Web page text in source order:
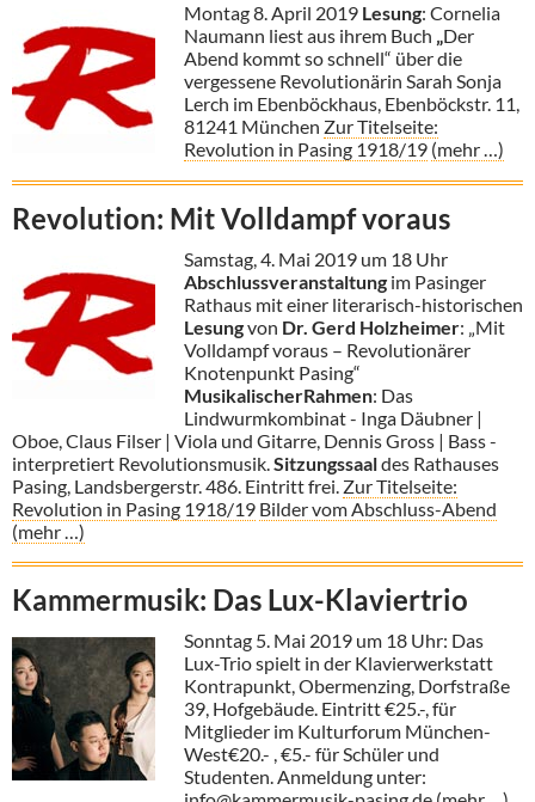
Montag 8. April 2019 Lesung: Cornelia
Naumann liest aus ihrem Buch „Der
Abend kommt so schnell“ über die
vergessene Revolutionärin Sarah Sonja
Lerch im Ebenböckhaus, Ebenböckstr. 11,
81241 München Zur Titelseite:
Revolution in Pasing 1918/19 (mehr …)
Revolution: Mit Volldampf voraus
Samstag, 4. Mai 2019 um 18 Uhr
Abschlussveranstaltung im Pasinger
Rathaus mit einer literarisch-historischen
Lesungvon Dr. Gerd Holzheimer: „Mit
Volldampf voraus – Revolutionärer
Knotenpunkt Pasing“
MusikalischerRahmen: Das
Lindwurmkombinat - Inga Däubner |
Oboe, Claus Filser | Viola und Gitarre, Dennis Gross | Bass -
interpretiert Revolutionsmusik.Sitzungssaaldes Rathauses
Pasing, Landsbergerstr. 486. Eintritt frei. Zur Titelseite:
Revolution in Pasing 1918/19 Bilder vom Abschluss-Abend
(mehr …)
Kammermusik: Das Lux-Klaviertrio
Sonntag 5. Mai 2019 um 18 Uhr: Das
Lux-Trio spielt in der Klavierwerkstatt
Kontrapunkt, Obermenzing, Dorfstraße
39, Hofgebäude. Eintritt €25.-, für
Mitglieder im Kulturforum München-
West€20.- , €5.- für Schüler und
Studenten. Anmeldung unter: